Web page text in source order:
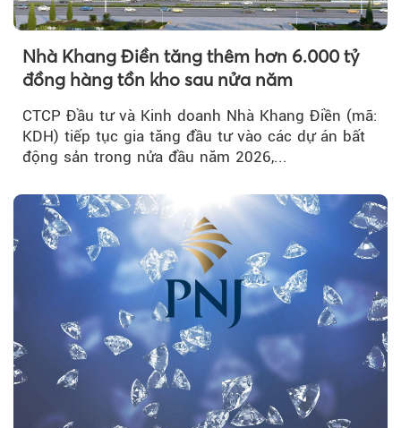
Nhà Khang Điền tăng thêm hơn 6.000 tỷ
đồng hàng tồn kho sau nửa năm
CTCP Đầu tư và Kinh doanh Nhà Khang Điền (mã:
KDH) tiếp tục gia tăng đầu tư vào các dự án bất
động sản trong nửa đầu năm 2026,...